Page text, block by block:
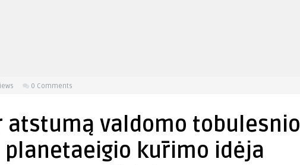
0 Comments
atstumą valdomo tobulesnio
planetaeigio kūrimo idėja